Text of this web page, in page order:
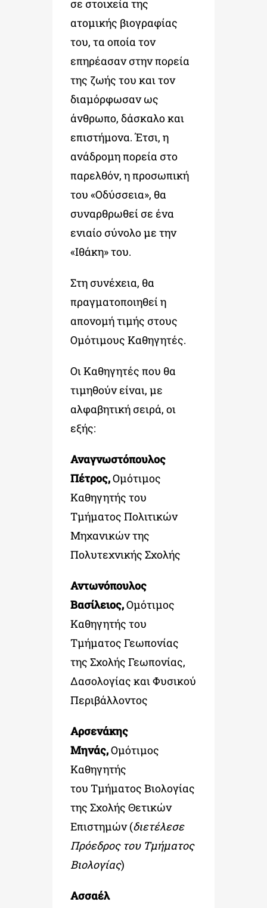
σε στοιχεία της
ατομικής βιογραφίας
του, τα οποία τον
επηρέασαν στην πορεία
της ζωής του και τον
διαμόρφωσαν ως
άνθρωπο, δάσκαλο και
επιστήμονα. Έτσι, η
ανάδρομη πορεία στο
παρελθόν, η προσωπική
του «Οδύσσεια», θα
συναρθρωθεί σε ένα
ενιαίο σύνολο με την
«Ιθάκη» του.
Στη συνέχεια, θα
πραγματοποιηθεί η
απονομή τιμής στους
Ομότιμους Καθηγητές.
Οι Καθηγητές που θα
τιμηθούν είναι, με
αλφαβητική σειρά, οι
εξής:
Αναγνωστόπουλος
Πέτρος,Ομότιμος
Καθηγητής του
Τμήματος Πολιτικών
Μηχανικών της
Πολυτεχνικής Σχολής
Αντωνόπουλος
Βασίλειος,Ομότιμος
Καθηγητής του
Τμήματος Γεωπονίας
της Σχολής Γεωπονίας,
Δασολογίας και Φυσικού
Περιβάλλοντος
Αρσενάκης
Μηνάς,Ομότιμος
Καθηγητής
του Τμήματος Βιολογίας
της Σχολής Θετικών
Επιστημών (διετέλεσε
Πρόεδρος του Τμήματος
Βιολογίας)
Ασσαέλ